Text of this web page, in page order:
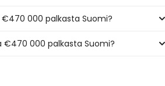
000 palkasta Suomi?
000 palkasta Suomi?